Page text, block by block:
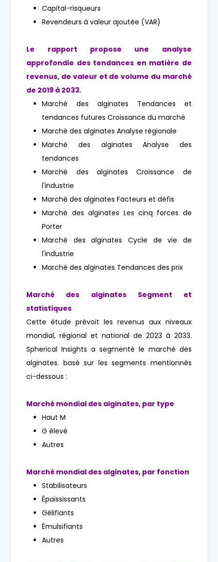
Capital-risqueurs
Revendeurs à valeur ajoutée (VAR)
Le rapport propose une analyse
approfondie des tendances en matière de
revenus, de valeur et de volume du marché
de 2019 à 2033.
Marché des alginates Tendances et
tendances futures Croissance du marché
Marché des alginates Analyse régionale
Marché des alginates Analyse des
tendances
Marché des alginates Croissance de
l'industrie
Marché des alginates Facteurs et défis
Marché des alginates Les cinq forces de
Porter
Marché des alginates Cycle de vie de
l'industrie
Marché des alginates Tendances des prix
Marché des alginates Segment et
statistiques
Cette étude prévoit les revenus aux niveaux
mondial, régional et national de 2023 à 2033.
Spherical Insights a segmenté le marché des
alginates. basé sur les segments mentionnés
ci-dessous :
Marché mondial des alginates, par type
Haut M
G élevé
Autres
Marché mondial des alginates, par fonction
Stabilisateurs
Épaississants
Gélifiants
Émulsifiants
Autres